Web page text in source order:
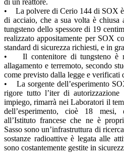
di un reattore.
• La polvere di Cerio 144 di SOX è
di acciaio, che a sua volta è chiusa
tungsteno dello spessore di 19
realizzato appositamente per SOX
standard di sicurezza richiesti, e in
• Il contenitore di tungsteno è
allagamento e terremoto, secondo
come previsto dalla legge e verificati
• La sorgente dell’esperimento
rigore tutto l’iter di
impiego, rimarrà nei Laboratori il
dell’esperimento, cioè 18 mesi,
all’Istituto francese che ne è
Sasso sono un’infrastruttura di
sostanze radioattive è legata alle
sono costantemente gestite in